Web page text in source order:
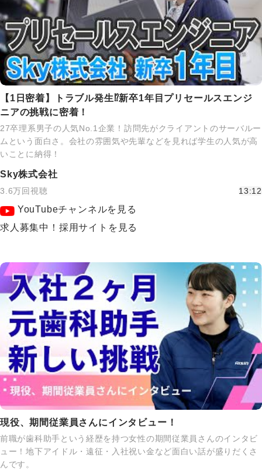
【1日密着】トラブル発生⁉新卒1年目プリセールスエンジ
ニアの挑戦に密着！
27卒理系男子の人気No.1企業！訪問先がクライアントのサーバルー
ムという面白さ。会社の雰囲気や先輩などを見れば学生の人気が高
いことに納得！
Sky株式会社
3.6万回視聴 13:12
YouTubeチャンネルを見る
求人募集中！採用サイトを見る
現役、期間従業員さんにインタビュー！
前職が歯科助手という経歴を持つ女性の期間従業員さんのインタビ
ュー！地下アイドル・遠征・入社祝い金など面白い話が盛りだくさ
んです。